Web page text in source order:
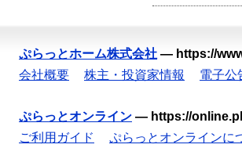
ぷらっとホーム株式会社 — https://
会社概要
株主・投資家情報 電子公
ぷらっとオンライン — https://
ご利用ガイド
ぷらっとオンラインに